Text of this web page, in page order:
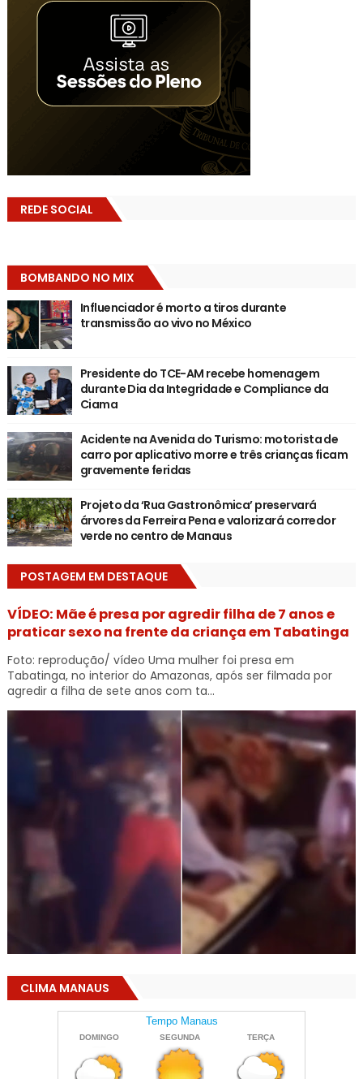
REDE SOCIAL
BOMBANDO NO MIX
Influenciador é morto a tiros durante
transmissão ao vivo no México
Presidente do TCE-AM recebe homenagem
durante Dia da Integridade e Compliance da
Ciama
Acidente na Avenida do Turismo: motorista de
carro por aplicativo morre e três crianças ficam
gravemente feridas
Projeto da ‘Rua Gastronômica’ preservará
árvores da Ferreira Pena e valorizará corredor
verde no centro de Manaus
POSTAGEM EM DESTAQUE
VÍDEO: Mãe é presa por agredir filha de 7 anos e
praticar sexo na frente da criança em Tabatinga
Foto: reprodução/ vídeo Uma mulher foi presa em
Tabatinga, no interior do Amazonas, após ser filmada por
agredir a filha de sete anos com ta...
CLIMA MANAUS